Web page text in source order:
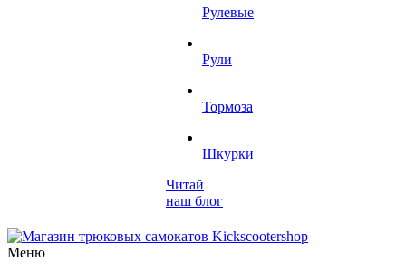
Рулевые
Рули
Тормоза
Шкурки
Читай
наш блог
Меню